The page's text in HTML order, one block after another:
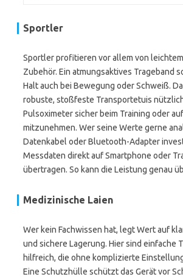
Sportler
Sportler profitieren vor allem von
Zubehör. Ein atmungsaktives Trageband
Halt auch bei Bewegung oder Schweiß.
robuste, stoßfeste Transportetuis
Pulsoximeter sicher beim Training oder
mitzunehmen. Wer seine Werte gerne
Datenkabel oder Bluetooth-Adapter
Messdaten direkt auf Smartphone oder
übertragen. So kann die Leistung genau
Medizinische Laien
Wer kein Fachwissen hat, legt Wert auf
und sichere Lagerung. Hier sind einfache
hilfreich, die ohne komplizierte
Eine Schutzhülle schützt das Gerät vor